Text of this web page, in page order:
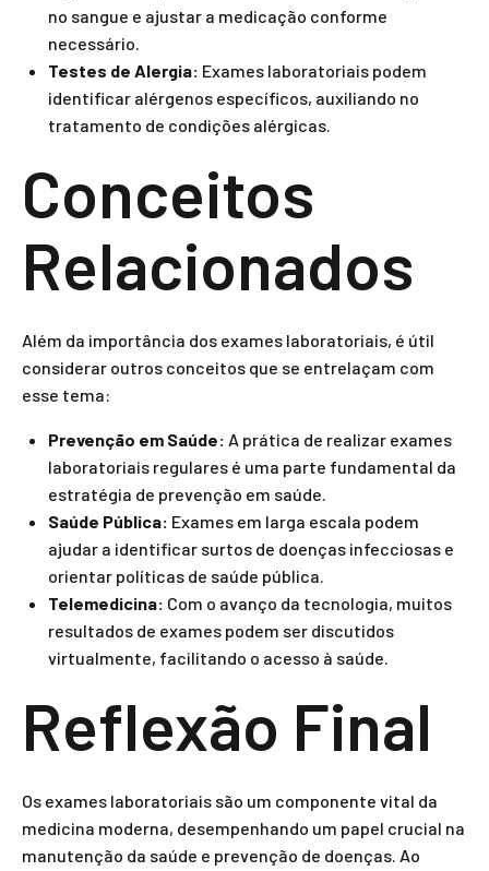
no sangue e ajustar a medicação conforme
necessário.
Testes de Alergia: Exames laboratoriais podem
identificar alérgenos específicos, auxiliando no
tratamento de condições alérgicas.
Conceitos
Relacionados
Além da importância dos exames laboratoriais, é útil
considerar outros conceitos que se entrelaçam com
esse tema:
Prevenção em Saúde: A prática de realizar exames
laboratoriais regulares é uma parte fundamental da
estratégia de prevenção em saúde.
Saúde Pública: Exames em larga escala podem
ajudar a identificar surtos de doenças infecciosas e
orientar políticas de saúde pública.
Telemedicina: Com o avanço da tecnologia, muitos
resultados de exames podem ser discutidos
virtualmente, facilitando o acesso à saúde.
Reflexão Final
Os exames laboratoriais são um componente vital da
medicina moderna, desempenhando um papel crucial na
manutenção da saúde e prevenção de doenças. Ao